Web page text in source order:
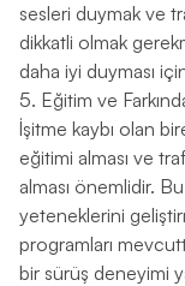
sesleri duymak ve
dikkatli olmak
daha iyi duyması
5. Eğitim ve
İşitme kaybı olan
eğitimi alması ve
alması önemlidir.
yeteneklerini
programları
bir sürüş deneyimi